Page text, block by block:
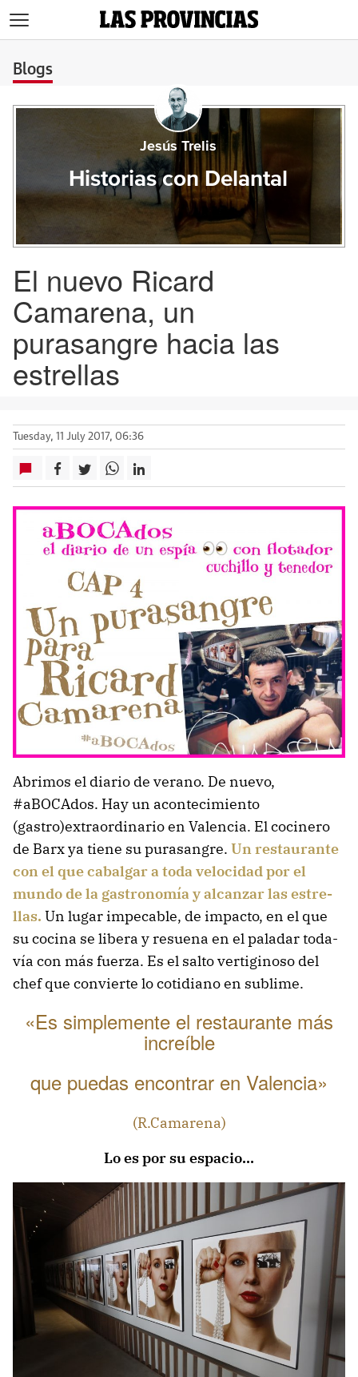
Blogs
Jesús Trelis
Historias con Delantal
El nuevo Ricard
Camarena, un
purasangre hacia las
estrellas
Tuesday, 11 July 2017, 06:36
Abrimos el diario de verano. De nuevo,
#aBOCAdos. Hay un acontecimiento
(gastro)extraordinario en Valencia. El co­ci­ne­ro
de Barx ya tie­ne su pu­rasan­gre. Un res­tau­ran­te
con el que ca­bal­gar a to­da ve­lo­ci­dad por el
mun­do de la gas­tro­no­mía y al­can­zar las es­tre­
llas. Un lu­gar im­pe­ca­ble, de im­pac­to, en el que
su co­ci­na se li­be­ra y re­sue­na en el pa­la­dar to­da­
vía con más fuerza. Es el salto vertiginoso del
chef que convierte lo cotidiano en sublime.
«Es simplemente el restaurante más
increíble
que puedas encontrar en Valencia»
(R.Camarena)
Lo es por su espacio…